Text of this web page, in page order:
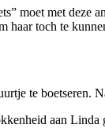
moet met
haar toch te
te boetseren.
aan